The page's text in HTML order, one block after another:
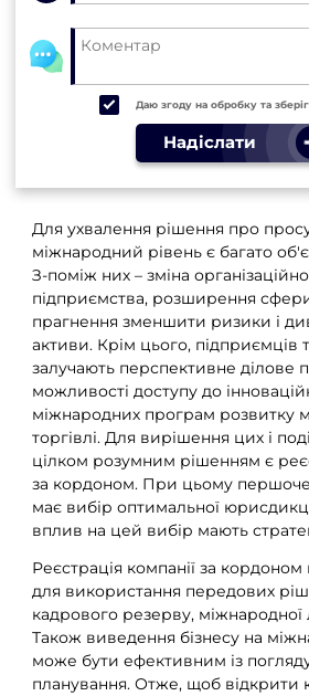
Даю згоду на обробку та
Надіслати
Для ухвалення рішення про
міжнародний рівень є багато
З-поміж них – зміна
підприємства, розширення сфери
прагнення зменшити ризики і
активи. Крім цього, підприємців
залучають перспективне ділове
можливості доступу до
міжнародних програм розвитку
торгівлі. Для вирішення цих і
цілком розумним рішенням є
за кордоном. При цьому
має вибір оптимальної
вплив на цей вибір мають
Реєстрація компанії за
для використання передових
кадрового резерву, міжнародної
Також виведення бізнесу на
може бути ефективним із
планування. Отже, щоб відкрити